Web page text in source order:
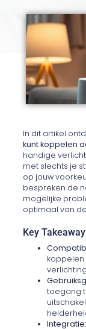
In dit artikel
kunt koppelen
handige
met slechts je
op jouw
bespreken de
mogelijke
optimaal van
Key
koppelen
toegang
Integratie: